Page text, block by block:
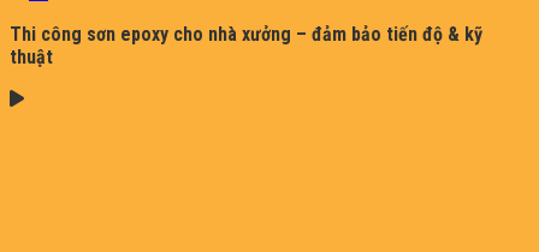
Thi công sơn epoxy cho nhà xưởng – đảm bảo tiến độ & kỹ
thuật